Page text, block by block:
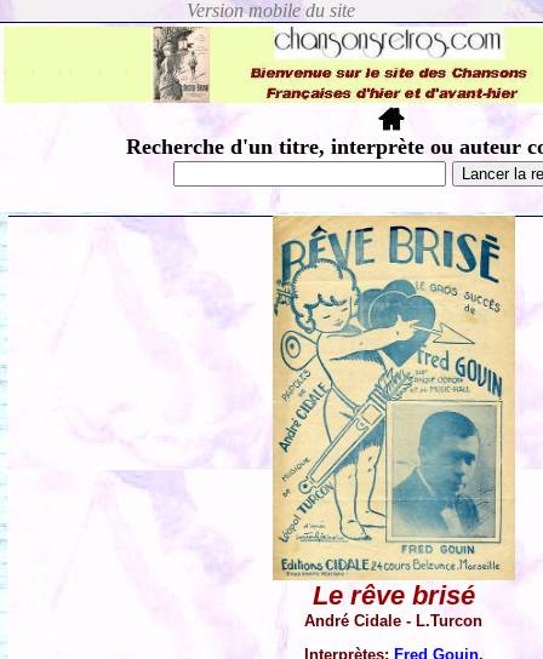
Recherche d'un titre, interprète ou auteur
Le rêve brisé
André Cidale - L.Turcon
Interprètes: Fred Gouin,